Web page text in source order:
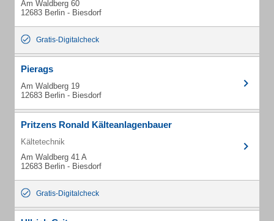
Am Waldberg 60
12683 Berlin - Biesdorf
Gratis-Digitalcheck
Pierags
Am Waldberg 19
12683 Berlin - Biesdorf
Pritzens Ronald Kälteanlagenbauer
Kältetechnik
Am Waldberg 41 A
12683 Berlin - Biesdorf
Gratis-Digitalcheck